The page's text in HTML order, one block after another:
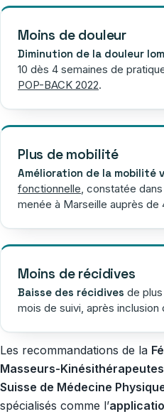
Moins de douleur
Diminution de la douleur
10 dès 4 semaines de
POP-BACK 2022.
Plus de mobilité
Amélioration de la mobilité
fonctionnelle, constatée dans
menée à Marseille auprès de
Moins de récidives
Baisse des récidives de
mois de suivi, après inclusion
Les recommandations de la
Masseurs-Kinésithérapeutes
Suisse de Médecine
spécialisés comme l’